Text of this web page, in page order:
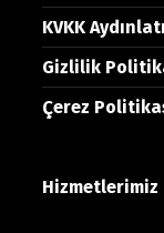
KVKK
Gizlilik
Çerez
Hizmetlerimiz